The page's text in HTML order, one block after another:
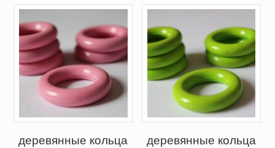
деревянные кольца
деревянные кольца